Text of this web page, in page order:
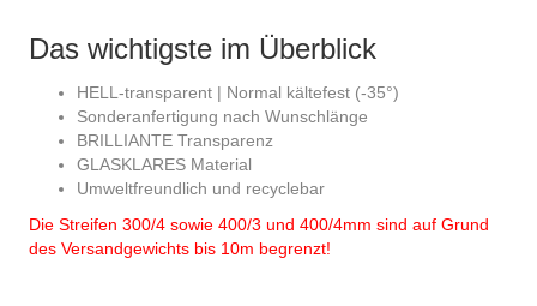
Das wichtigste im Überblick
HELL-transparent | Normal kältefest (-35°)
Sonderanfertigung nach Wunschlänge
BRILLIANTE Transparenz
GLASKLARES Material
Umweltfreundlich und recyclebar
Die Streifen 300/4 sowie 400/3 und 400/4mm sind auf Grund
des Versandgewichts bis 10m begrenzt!